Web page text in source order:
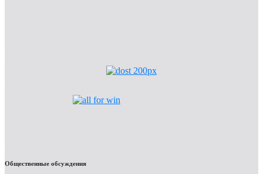
Общественные обсуждения